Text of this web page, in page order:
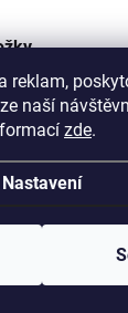
reklam,
naší
zde.
Nastavení
vlněná jsou
nejsou po